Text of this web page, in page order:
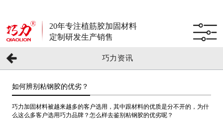
20年专注植筋胶加固材料
定制研发生产销售
巧力资讯
如何辨别粘钢胶的优劣？
巧力加固材料被越来越多的客户选用，其中跟材料的优质是分不开的，为什
么这么多客户选用巧力品牌？怎么样去鉴别粘钢胶的优劣呢？